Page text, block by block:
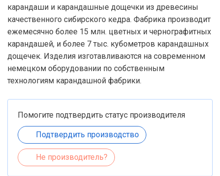
карандаши и карандашные дощечки из древесины
качественного сибирского кедра. Фабрика производит
ежемесячно более 15 млн. цветных и чернографитных
карандашей, и более 7 тыс. кубометров карандашных
дощечек. Изделия изготавливаются на современном
немецком оборудовании по собственным
технологиям карандашной фабрики.
Помогите подтвердить статус производителя
Подтвердить производство
Не производитель?